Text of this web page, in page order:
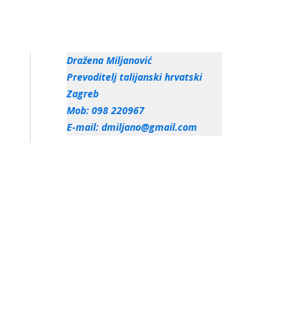
DraženaMiljanović
Prevoditelj talijanski hrvatski
Zagreb
Mob: 098 220967
E-mail: dmiljano@gmail.com